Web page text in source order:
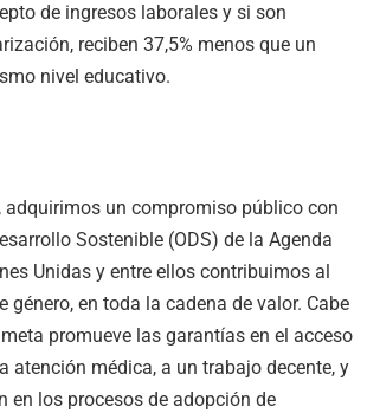
de ingresos laborales y si son
reciben 37,5% menos que un
nivel educativo.
adquirimos un compromiso público con
Sostenible (ODS) de la Agenda
Unidas y entre ellos contribuimos al
género, en toda la cadena de valor. Cabe
promueve las garantías en el acceso
atención médica, a un trabajo decente, y
en los procesos de adopción de